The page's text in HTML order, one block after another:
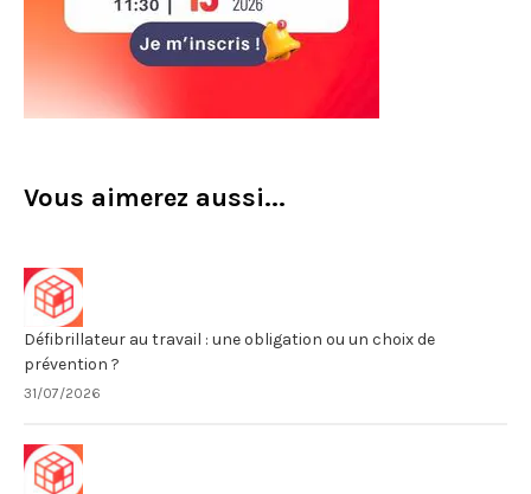
Vous aimerez aussi...
Défibrillateur au travail : une obligation ou un choix de
prévention ?
31/07/2026